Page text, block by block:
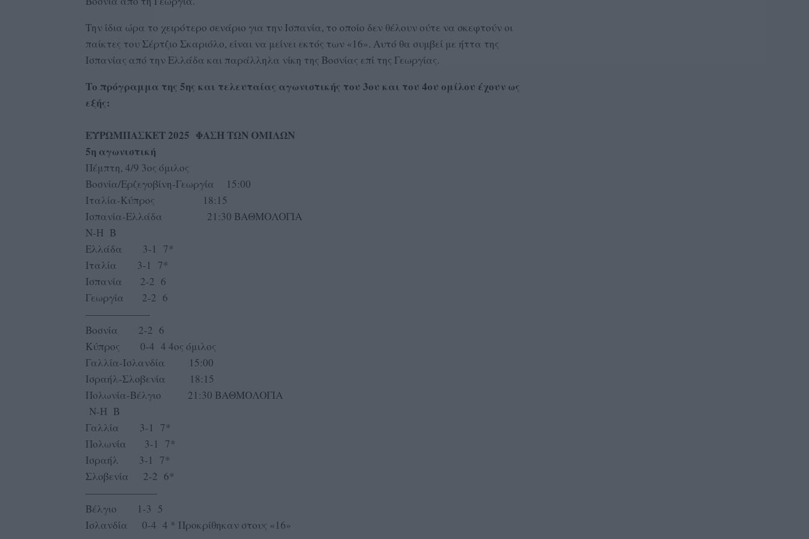
Την ίδια ώρα το χειρότερο σενάριο για την Ισπανία, το οποίο δεν θέλουν ούτε να σκεφτούν οι
παίκτες του Σέρτζιο Σκαριόλο, είναι να μείνει εκτός των «16». Αυτό θα συμβεί με ήττα της
Ισπανίας από την Ελλάδα και παράλληλα νίκη της Βοσνίας επί της Γεωργίας.
Το πρόγραμμα της 5ης και τελευταίας αγωνιστικής του 3ου και του 4ου ομίλου έχουν ως
εξής:
ΕΥΡΩΜΠΑΣΚΕΤ 2025 ΦΑΣΗ ΤΩΝ ΟΜΙΛΩΝ
5η αγωνιστική
Πέμπτη, 4/9 3ος όμιλος
Βοσνία/Ερζεγοβίνη-Γεωργία 15:00
Ιταλία-Κύπρος 18:15
Ισπανία-Ελλάδα 21:30 ΒΑΘΜΟΛΟΓΙΑ
Ν-Η Β
Ελλάδα 3-1 7*
Ιταλία 3-1 7*
Ισπανία 2-2 6
Γεωργία 2-2 6
——————-
Βοσνία 2-2 6
Κύπρος 0-4 4 4ος όμιλος
Γαλλία-Ισλανδία 15:00
Ισραήλ-Σλοβενία 18:15
Πολωνία-Βέλγιο 21:30 ΒΑΘΜΟΛΟΓΙΑ
Ν-Η Β
Γαλλία 3-1 7*
Πολωνία 3-1 7*
Ισραήλ 3-1 7*
Σλοβενία 2-2 6*
———————
Βέλγιο 1-3 5
Ισλανδία 0-4 4 * Προκρίθηκαν στους «16»